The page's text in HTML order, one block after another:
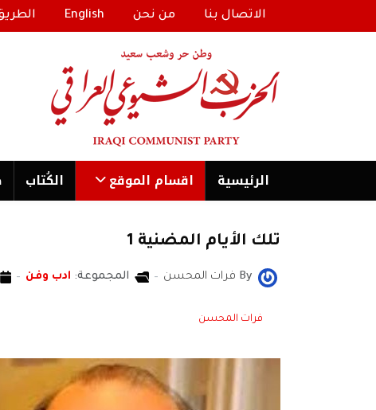
الاتصال بنا من نحن English
الرئیسية اقسام الموقع الكُتاب
تلك الأيام المضنية 1
By فرات المحسن المجموعة: ادب وفن
فرات المحسن